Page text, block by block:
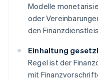
Modelle
oder
den
Einhaltung
Regel ist der
mit